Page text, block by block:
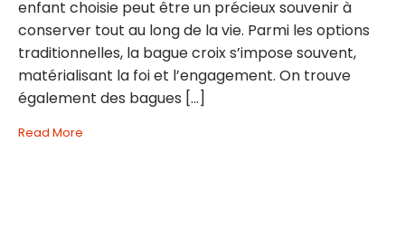
enfant choisie peut être un précieux souvenir à
conserver tout au long de la vie. Parmi les options
traditionnelles, la bague croix s’impose souvent,
matérialisant la foi et l’engagement. On trouve
également des bagues […]
Read More